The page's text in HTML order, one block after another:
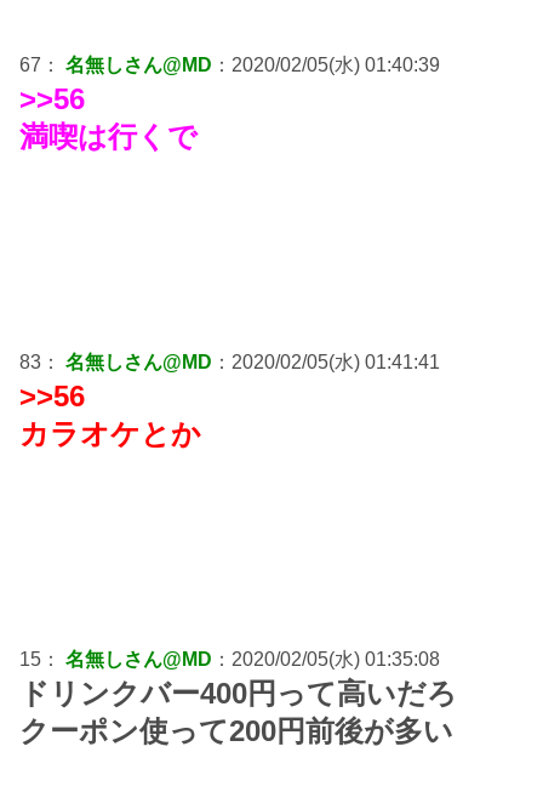
67： 名無しさん@MD ：2020/02/05(水) 01:40:39
>>56
満喫は行くで
83： 名無しさん@MD ：2020/02/05(水) 01:41:41
>>56
カラオケとか
15： 名無しさん@MD ：2020/02/05(水) 01:35:08
ドリンクバー400円って高いだろ
クーポン使って200円前後が多い